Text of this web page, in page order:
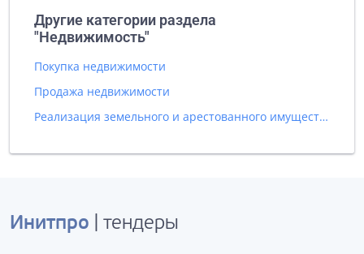
Другие категории раздела
"Недвижимость"
Покупка недвижимости
Продажа недвижимости
Реализация земельного и арестованного имущества
Инитпро | тендеры